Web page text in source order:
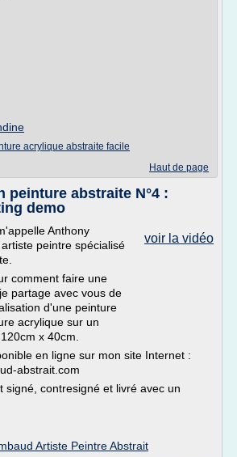
acrylique abstraite facile
Haut de page
peinture abstraite N°4 :
demo
voir la vidéo
Anthony
peintre spécialisé
comment faire une
partage avec vous de
d'une peinture
acrylique sur un
x 40cm.
en ligne sur mon site Internet :
abstrait.com
signé, contresigné et livré avec un
Artiste Peintre Abstrait